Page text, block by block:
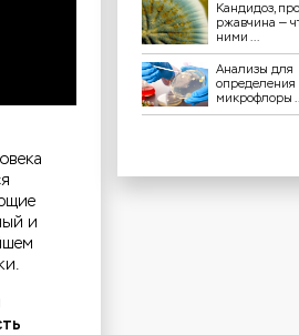
и
Кандидоз,
ржавчина —
ними ...
Анализы для
определения
микрофлоры